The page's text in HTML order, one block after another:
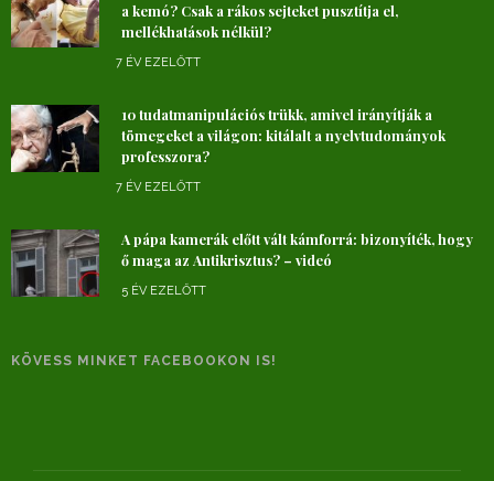
a kemó? Csak a rákos sejteket pusztítja el,
mellékhatások nélkül?
7 ÉV EZELŐTT
10 tudatmanipulációs trükk, amivel irányítják a
tömegeket a világon: kitálalt a nyelvtudományok
professzora?
7 ÉV EZELŐTT
A pápa kamerák előtt vált kámforrá: bizonyíték, hogy
ő maga az Antikrisztus? – videó
5 ÉV EZELŐTT
KÖVESS MINKET FACEBOOKON IS!